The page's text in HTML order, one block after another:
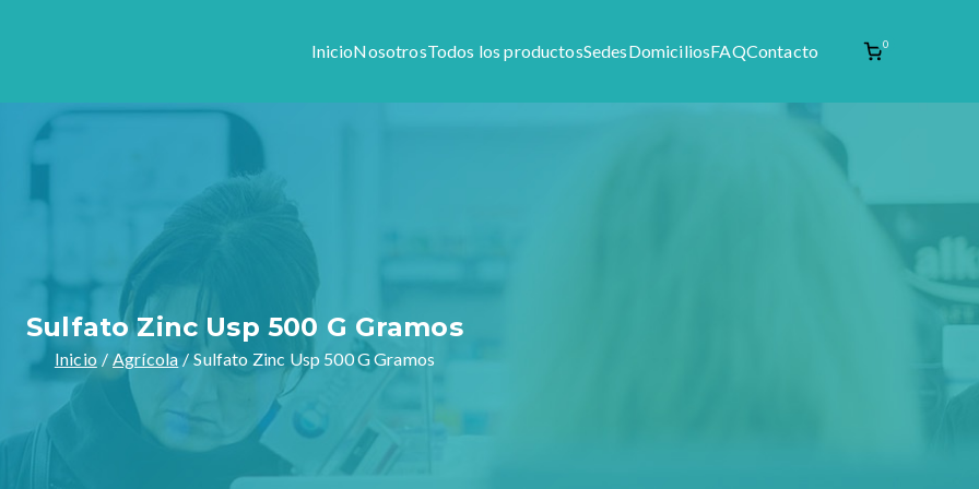
1944, somos especialistas en preparar formulas magistrales y venta de materia prima como productos naturales,
InicioNosotrosTodos los productosSedesDomiciliosFAQContacto 0
Sulfato Zinc Usp 500 G Gramos
Inicio Agrícola Sulfato Zinc Usp 500 G Gramos